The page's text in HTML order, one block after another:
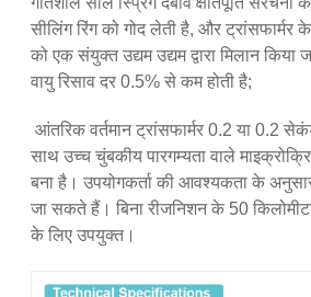
सीलिंग रिंग को गोद लेती है, और ट्रांसफार्मर के
को एक संयुक्त उद्यम उद्यम द्वारा मिलान किया
वायु रिसाव दर 0.5% से कम होती है;
आंतरिक वर्तमान ट्रांसफार्मर 0.2 या 0.2
साथ उच्च चुंबकीय पारगम्यता वाले
बना है। उपयोगकर्ता की आवश्यकता के
जा सकते हैं। बिना रीजनिशन के 50
के लिए उपयुक्त।